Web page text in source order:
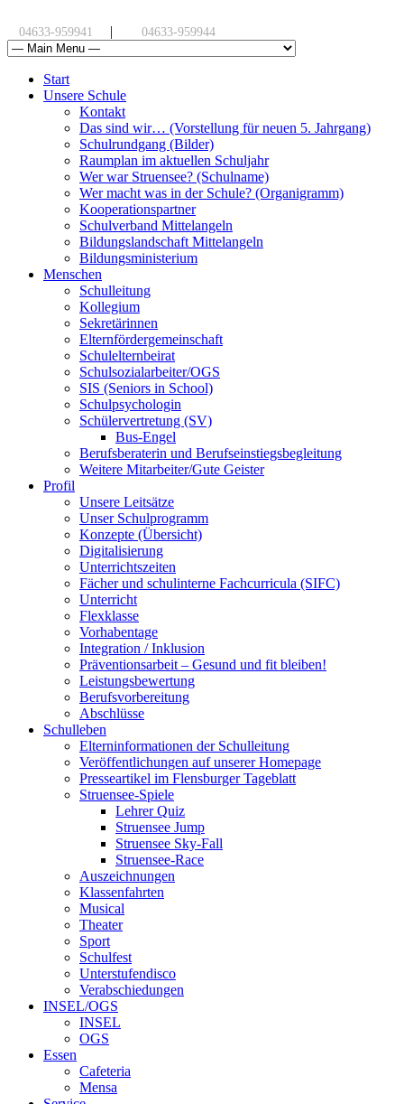
04633-959941 | 04633-959944
Start
Unsere Schule
Kontakt
Das sind wir… (Vorstellung für neuen 5. Jahrgang)
Schulrundgang (Bilder)
Raumplan im aktuellen Schuljahr
Wer war Struensee? (Schulname)
Wer macht was in der Schule? (Organigramm)
Kooperationspartner
Schulverband Mittelangeln
Bildungslandschaft Mittelangeln
Bildungsministerium
Menschen
Schulleitung
Kollegium
Sekretärinnen
Elternfördergemeinschaft
Schulelternbeirat
Schulsozialarbeiter/OGS
SIS (Seniors in School)
Schulpsychologin
Schülervertretung (SV)
Bus-Engel
Berufsberaterin und Berufseinstiegsbegleitung
Weitere Mitarbeiter/Gute Geister
Profil
Unsere Leitsätze
Unser Schulprogramm
Konzepte (Übersicht)
Digitalisierung
Unterrichtszeiten
Fächer und schulinterne Fachcurricula (SIFC)
Unterricht
Flexklasse
Vorhabentage
Integration / Inklusion
Präventionsarbeit – Gesund und fit bleiben!
Leistungsbewertung
Berufsvorbereitung
Abschlüsse
Schulleben
Elterninformationen der Schulleitung
Veröffentlichungen auf unserer Homepage
Presseartikel im Flensburger Tageblatt
Struensee-Spiele
Lehrer Quiz
Struensee Jump
Struensee Sky-Fall
Struensee-Race
Auszeichnungen
Klassenfahrten
Musical
Theater
Sport
Schulfest
Unterstufendisco
Verabschiedungen
INSEL/OGS
INSEL
OGS
Essen
Cafeteria
Mensa